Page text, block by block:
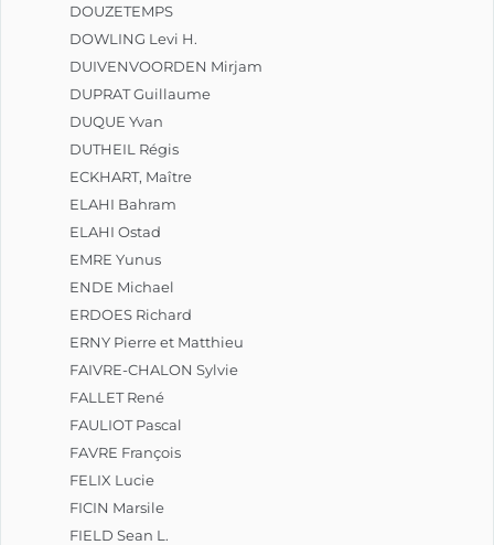
DOUZETEMPS
DOWLING Levi H.
DUIVENVOORDEN Mirjam
DUPRAT Guillaume
DUQUE Yvan
DUTHEIL Régis
ECKHART, Maître
ELAHI Bahram
ELAHI Ostad
EMRE Yunus
ENDE Michael
ERDOES Richard
ERNY Pierre et Matthieu
FAIVRE-CHALON Sylvie
FALLET René
FAULIOT Pascal
FAVRE François
FELIX Lucie
FICIN Marsile
FIELD Sean L.